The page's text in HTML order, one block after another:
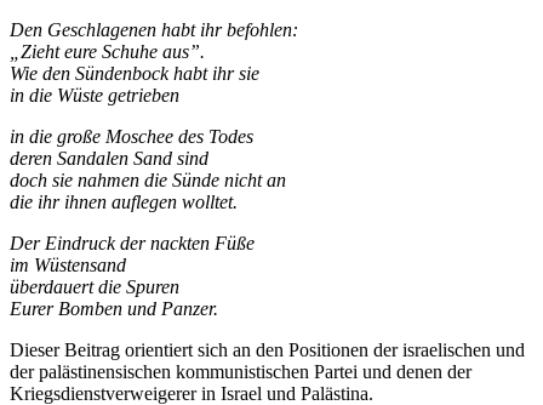
Den Geschlagenen habt ihr befohlen:
„Zieht eure Schuhe aus”.
Wie den Sündenbock habt ihr sie
in die Wüste getrieben
in die große Moschee des Todes
deren Sandalen Sand sind
doch sie nahmen die Sünde nicht an
die ihr ihnen auflegen wolltet.
Der Eindruck der nackten Füße
im Wüstensand
überdauert die Spuren
Eurer Bomben und Panzer.
Dieser Beitrag orientiert sich an den Positionen der israelischen und
der palästinensischen kommunistischen Partei und denen der
Kriegsdienstverweigerer in Israel und Palästina.